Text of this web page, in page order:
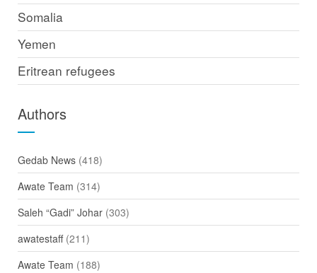
Somalia
Yemen
Eritrean refugees
Authors
Gedab News(418)
Awate Team (314)
Saleh “Gadi” Johar(303)
awatestaff(211)
Awate Team (188)